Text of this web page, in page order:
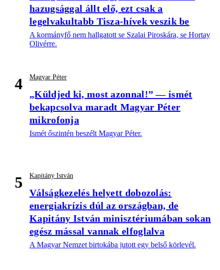
hazugsággal állt elő, ezt csak a
legelvakultabb Tisza-hívek veszik be
A kormányfő nem hallgatott se Szalai Piroskára, se Hortay
Olivérre.
4 Magyar Péter
„Küldjed ki, most azonnal!” — ismét
bekapcsolva maradt Magyar Péter
mikrofonja
Ismét őszintén beszélt Magyar Péter.
5 Kapitány István
Válságkezelés helyett dobozolás:
energiakrízis dúl az országban, de
Kapitány István minisztériumában sokan
egész mással vannak elfoglalva
A Magyar Nemzet birtokába jutott egy belső körlevél.